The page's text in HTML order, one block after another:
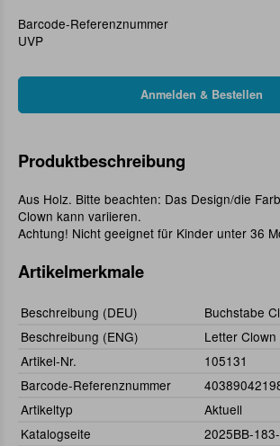
Barcode-Referenznummer
UVP
Produktbeschreibung
Aus Holz. Bitte beachten: Das Design/die
Clown kann variieren.
Achtung! Nicht geeignet für Kinder unter 36
Artikelmerkmale
Beschreibung (DEU)
Buchstabe
Beschreibung (ENG)
Letter Clown
Artikel-Nr.
105131
Barcode-Referenznummer
Artikeltyp
Aktuell
Katalogseite
2025BB-